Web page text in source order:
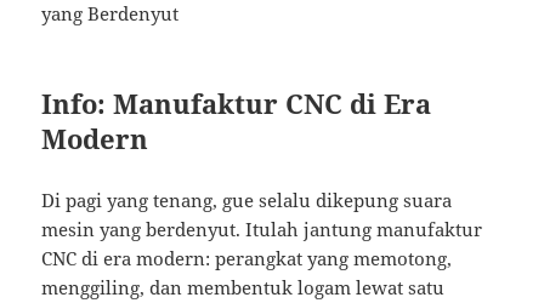
yang Berdenyut
Info: Manufaktur CNC di Era
Modern
Di pagi yang tenang, gue selalu dikepung suara
mesin yang berdenyut. Itulah jantung manufaktur
CNC di era modern: perangkat yang memotong,
menggiling, dan membentuk logam lewat satu